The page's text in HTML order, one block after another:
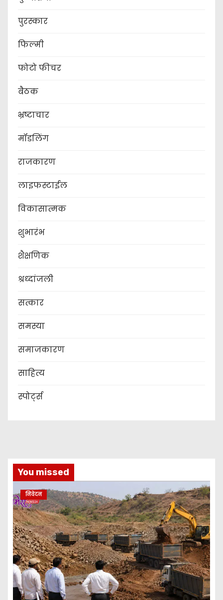
पुरस्कार
फिल्मी
फोटो फीचर
बैठक
भ्रष्टाचार
मॉडलिंग
राजकारण
लाइफस्टाईल
विकासात्मक
शुभारंभ
शैक्षणिक
श्रध्दांजली
सत्कार
समस्या
समाजकारण
साहित्य
स्पोर्ट्स
You missed
निवेदन